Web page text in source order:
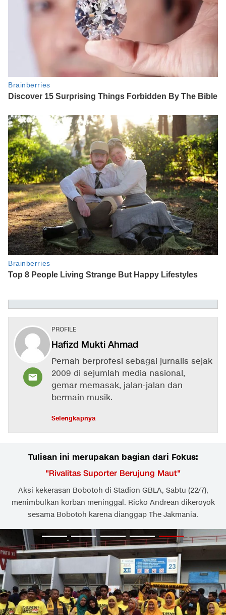
PROFILE
Hafizd Mukti Ahmad
Pernah berprofesi sebagai jurnalis sejak
2009 di sejumlah media nasional,
gemar memasak, jalan-jalan dan
bermain musik​.​
Selengkapnya
Tulisan ini merupakan bagian dari Fokus:
"Rivalitas Suporter Berujung Maut"
Aksi kekerasan Bobotoh di Stadion GBLA, Sabtu (22/7),
menimbulkan korban meninggal. Ricko Andrean dikeroyok
sesama Bobotoh karena dianggap The Jakmania.